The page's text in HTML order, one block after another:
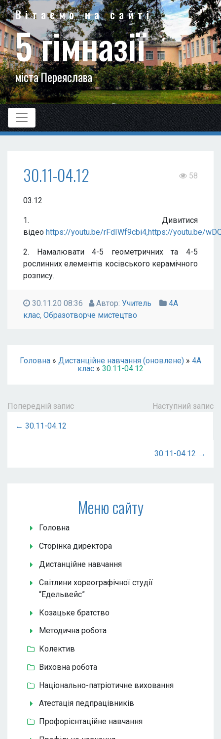
Вітаємо на сайті
5 гімназії
міста Переяслава
30.11-04.12 58
03.12
1. Дивитися
відео https://youtu.be/rFdIWf9cbi4,https://youtu.be/
2. Намалювати 4-5 геометричних та 4-5
рослинних елементів косівського керамічного
розпису.
30.11.20 08:36 Автор: Учитель
4А
клас, Образотворче мистецтво
Головна » Дистанційне навчання (оновлене) » 4А
клас » 30.11-04.12
Попередній запис Наступний запис
← 30.11-04.12
30.11-04.12 →
Меню сайту
Головна
Сторінка директора
Дистанційне навчання
Світлини хореографічної студії
“Едельвейс”
Козацьке братство
Методична робота
Колектив
Виховна робота
Національно-патріотичне виховання
Атестація педпрацівників
Профорієнтаційне навчання